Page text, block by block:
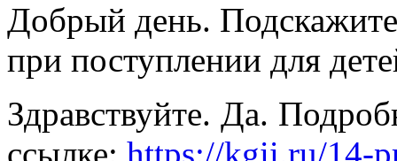
Добрый день.
при поступлении для
Здравствуйте. Да.